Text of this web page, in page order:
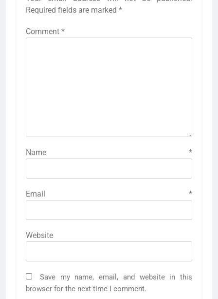
Required fields are marked *
Comment *
Name *
Email *
Website
Save my name, email, and website in this
browser for the next time I comment.